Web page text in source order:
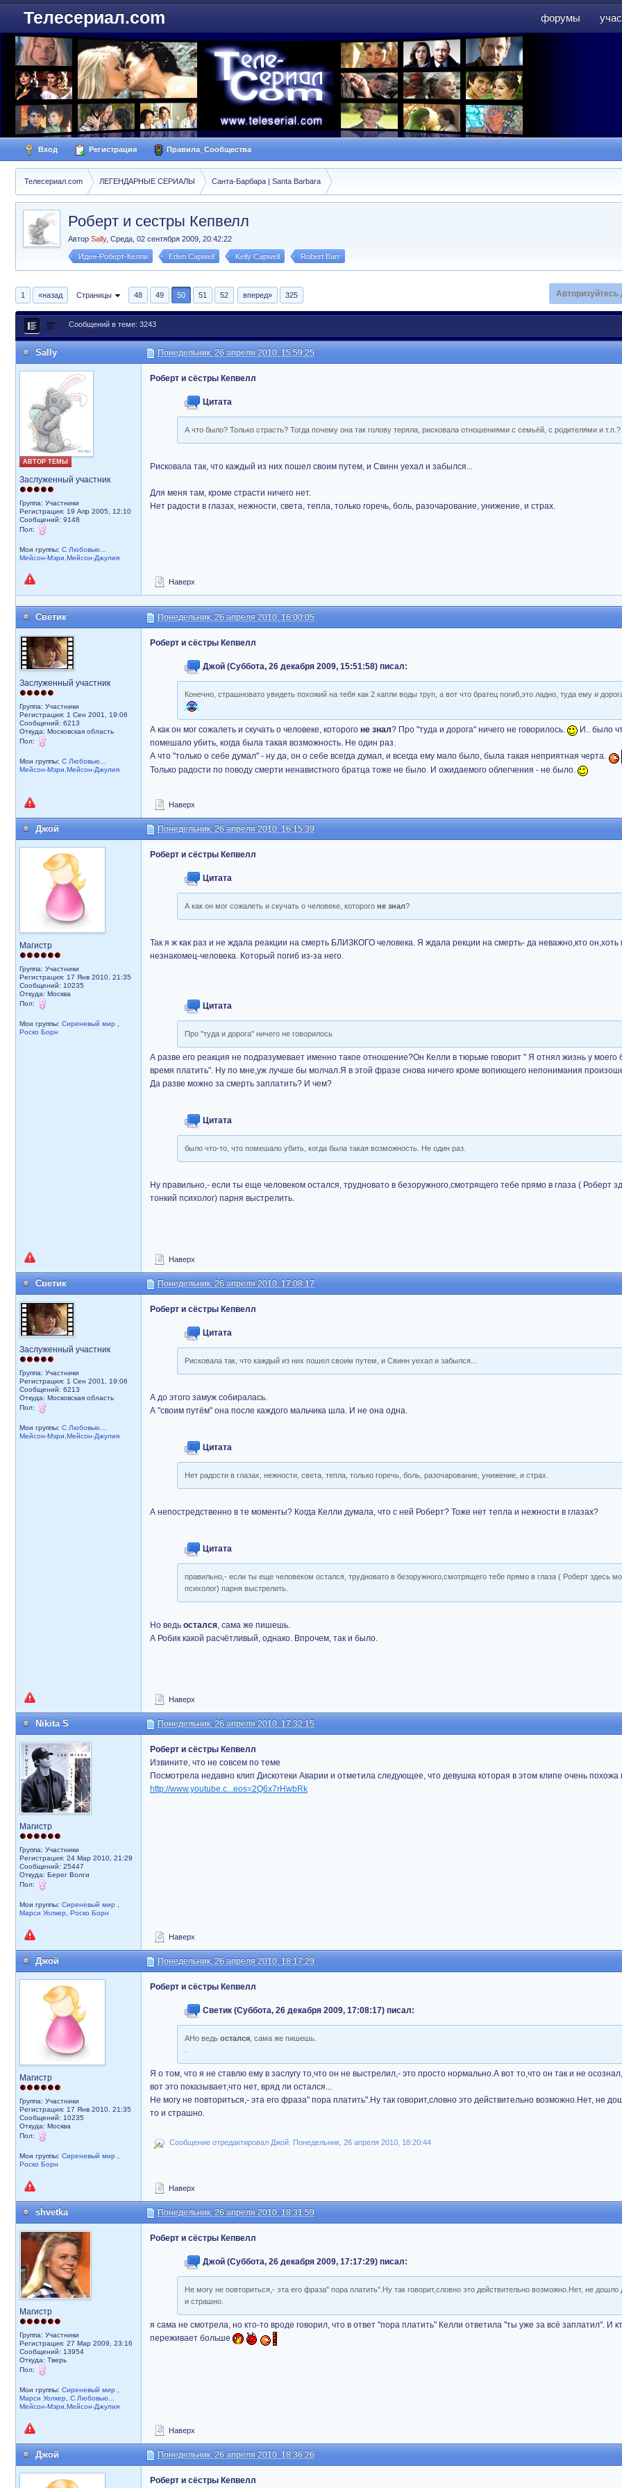
форумы
Телесериал.com
Вход Регистрация Правила_Сообщества
Телесериал.com ЛЕГЕНДАРНЫЕ СЕРИАЛЫ Санта-Барбара | Santa Barbara
Роберт и сестры Кепвелл
Автор Sally, Среда, 02 сентября 2009, 20:42:22
Иден-Роберт-Келли Eden Capwell Kelly Capwell Robert Barr
1 «назад Страницы 48 49 50 51 52 вперед» 325 Авторизуйтесь
Сообщений в теме: 3243
Sally Понедельник, 26 апреля 2010, 15:59:25
АВТОР ТЕМЫ
Заслуженный участник
Группа: Участники
Регистрация: 19 Апр 2005, 12:10
Сообщений: 9148
Пол:
Мои группы: С Любовью...
Мейсон-Мэри,Мейсон-Джулия
Роберт и сёстры Кепвелл
Цитата
А что было? Только страсть? Тогда почему она так голову теряла, рисковала отношениями с семьёй, с родителями и т.п.?
Рисковала так, что каждый из них пошел своим путем, и Свинн уехал и забылся...
Для меня там, кроме страсти ничего нет.
Нет радости в глазах, нежности, света, тепла, только горечь, боль, разочарование, унижение, и страх.
Наверх
Светик Понедельник, 26 апреля 2010, 16:00:05
Заслуженный участник
Группа: Участники
Регистрация: 1 Сен 2001, 19:06
Сообщений: 6213
Откуда: Московская область
Пол:
Мои группы: С Любовью...
Мейсон-Мэри,Мейсон-Джулия
Роберт и сёстры Кепвелл
Джой (Суббота, 26 декабря 2009, 15:51:58) писал:
Конечно, страшновато увидеть похожий на тебя как 2 капли воды труп, а вот что братец погиб,это ладно, туда ему и
А как он мог сожалеть и скучать о человеке, которого не знал? Про "туда и дорога" ничего не говорилось.
И.. было
помешало убить, когда была такая возможность. Не один раз.
А что "только о себе думал" - ну да, он о себе всегда думал, и всегда ему мало было, была такая неприятная черта.
Только радости по поводу смерти ненавистного братца тоже не было. И ожидаемого облегчения - не было.
Наверх
Джой Понедельник, 26 апреля 2010, 16:15:39
Магистр
Группа: Участники
Регистрация: 17 Янв 2010, 21:35
Сообщений: 10235
Откуда: Москва
Пол:
Мои группы: Сиреневый мир ,
Роско Борн
Роберт и сёстры Кепвелл
Цитата
А как он мог сожалеть и скучать о человеке, которогоне знал?
Так я ж как раз и не ждала реакции на смерть БЛИЗКОГО человека. Я ждала рекции на смерть- да неважно,кто
незнакомец-человека. Который погиб из-за него.
Цитата
Про "туда и дорога" ничего не говорилось
А разве его реакция не подразумевает именно такое отношение?Он Келли в тюрьме говорит " Я отнял жизнь у
время платить". Ну по мне,уж лучше бы молчал.Я в этой фразе снова ничего кроме вопиющего непонимания
Да разве можно за смерть заплатить? И чем?
Цитата
было что-то, что помешало убить, когда была такая возможность. Не один раз.
Ну правильно,- если ты еще человеком остался, трудновато в безоружного,смотрящего тебе прямо в глаза ( Роберт
тонкий психолог) парня выстрелить.
Наверх
Светик Понедельник, 26 апреля 2010, 17:08:17
Заслуженный участник
Группа: Участники
Регистрация: 1 Сен 2001, 19:06
Сообщений: 6213
Откуда: Московская область
Пол:
Мои группы: С Любовью...
Мейсон-Мэри,Мейсон-Джулия
Роберт и сёстры Кепвелл
Цитата
Рисковала так, что каждый из них пошел своим путем, и Свинн уехал и забылся...
А до этого замуж собиралась.
А "своим путём" она после каждого мальчика шла. И не она одна.
Цитата
Нет радости в глазах, нежности, света, тепла, только горечь, боль, разочарование, унижение, и страх.
А непостредственно в те моменты? Когда Келли думала, что с ней Роберт? Тоже нет тепла и нежности в глазах?
Цитата
правильно,- если ты еще человеком остался, трудновато в безоружного,смотрящего тебе прямо в глаза ( Роберт здесь
психолог) парня выстрелить.
Но ведь остался, сама же пишешь.
А Робик какой расчётливый, однако. Впрочем, так и было.
Наверх
Nikita S Понедельник, 26 апреля 2010, 17:32:15
Магистр
Группа: Участники
Регистрация: 24 Мар 2010, 21:29
Сообщений: 25447
Откуда: Берег Волги
Пол:
Мои группы: Сиреневый мир ,
Марси Уолкер, Роско Борн
Роберт и сёстры Кепвелл
Извините, что не совсем по теме
Посмотрела недавно клип Дискотеки Аварии и отметила следующее, что девушка которая в этом клипе очень
http://www.youtube.c...eos=2Q6x7rHwbRk
Наверх
Джой Понедельник, 26 апреля 2010, 18:17:29
Магистр
Группа: Участники
Регистрация: 17 Янв 2010, 21:35
Сообщений: 10235
Откуда: Москва
Пол:
Мои группы: Сиреневый мир ,
Роско Борн
Роберт и сёстры Кепвелл
Светик (Суббота, 26 декабря 2009, 17:08:17) писал:
АНо ведьостался , сама же пишешь.
Я о том, что я не ставлю ему в заслугу то,что он не выстрелил,- это просто нормально.А вот то,что он так и не
вот это показывает,что нет, вряд ли остался...
Не могу не повториться,- эта его фраза" пора платить".Ну так говорит,словно это действительно возможно.Нет, не
то и страшно.
Сообщение отредактировал Джой: Понедельник, 26 апреля 2010, 18:20:44
Наверх
shvetka Понедельник, 26 апреля 2010, 18:31:59
Магистр
Группа: Участники
Регистрация: 27 Мар 2009, 23:16
Сообщений: 13954
Откуда: Тверь
Пол:
Мои группы: Сиреневый мир ,
Марси Уолкер, С Любовью...
Мейсон-Мэри,Мейсон-Джулия
Роберт и сёстры Кепвелл
Джой (Суббота, 26 декабря 2009, 17:17:29) писал:
Не могу не повториться,- эта его фраза" пора платить".Ну так говорит,словно это действительно возможно.Нет, не дошло
и страшно.
я сама не смотрела, но кто-то вроде говорил, что в ответ "пора платить" Келли ответила "ты уже за всё заплатил". И
переживает больше
Наверх
Джой Понедельник, 26 апреля 2010, 18:36:26
Роберт и сёстры Кепвелл